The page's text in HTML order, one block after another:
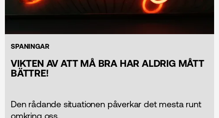
SPANINGAR
VIKTEN AV ATT MÅ BRA HAR ALDRIG MÅTT
BÄTTRE!
Den rådande situationen påverkar det mesta runt
omkring oss.